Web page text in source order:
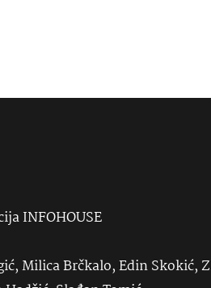
INFOHOUSE
Milica Brčkalo, Edin Skokić,